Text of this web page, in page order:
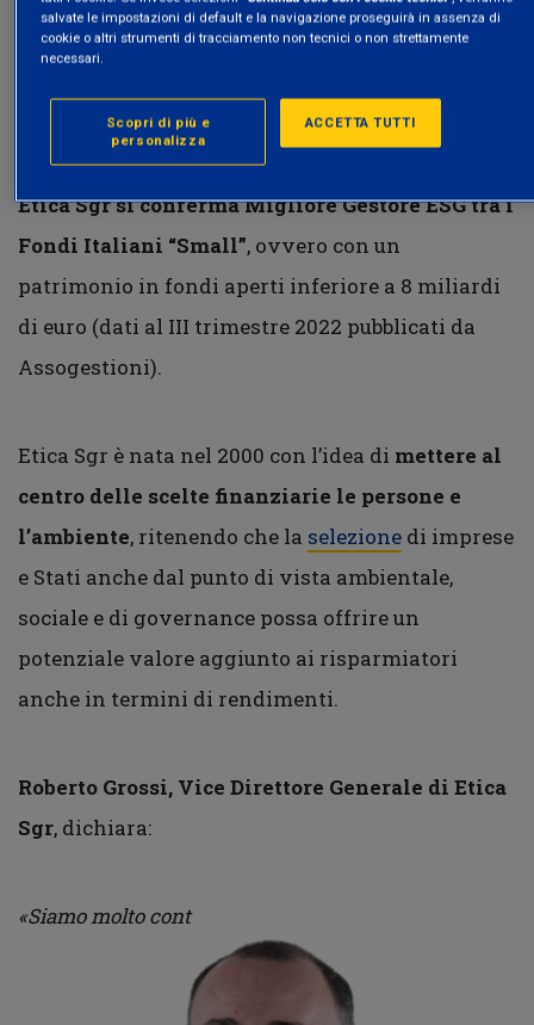
Il valore della finanza
sostenibile e responsabile di
Etica Sgr
Etica Sgr si conferma Migliore Gestore ESG tra i
Fondi Italiani “Small”, ovvero con un
patrimonio in fondi aperti inferiore a 8 miliardi
di euro (dati al III trimestre 2022 pubblicati da
Assogestioni).
Etica Sgr è nata nel 2000 con l’idea di mettere al
centro delle scelte finanziarie le persone e
l’ambiente, ritenendo che la selezione di imprese
e Stati anche dal punto di vista ambientale,
sociale e di governance possa offrire un
potenziale valore aggiunto ai risparmiatori
anche in termini di rendimenti.
Roberto Grossi, Vice Direttore Generale di Etica
Sgr, dichiara:
«Siamo molto cont
salvate le impostazioni di default e la navigazione proseguirà in assenza di
cookie o altri strumenti di tracciamento non tecnici o non strettamente
necessari.
ACCETTA TUTTI
Scopri di più e
personalizza